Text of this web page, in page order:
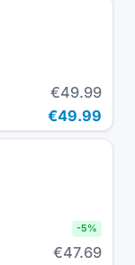
€49.99
€49.99
-5%
€47.69